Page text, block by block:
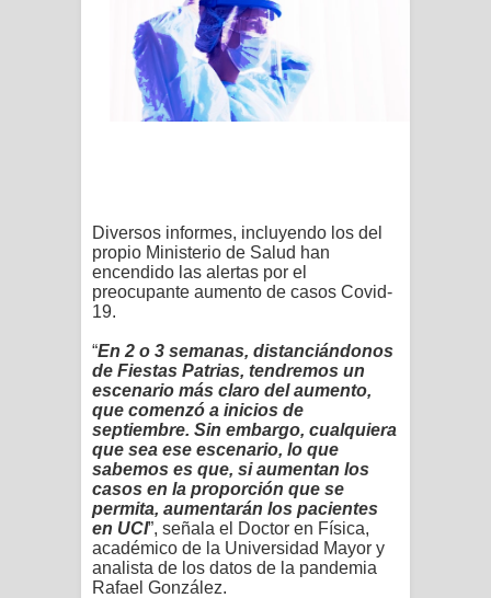
Diversos informes, incluyendo los del
propio Ministerio de Salud han
encendido las alertas por el
preocupante aumento de casos Covid-
19.
“En 2 o 3 semanas, distanciándonos
de Fiestas Patrias, tendremos un
escenario más claro del aumento,
que comenzó a inicios de
septiembre. Sin embargo, cualquiera
que sea ese escenario, lo que
sabemos es que, si aumentan los
casos en la proporción que se
permita, aumentarán los pacientes
en UCI”, señala el Doctor en Física,
académico de la Universidad Mayor y
analista de los datos de la pandemia
Rafael González.